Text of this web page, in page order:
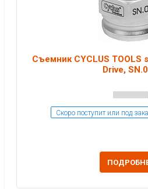
Съемник CYCLUS TOOLS
Drive,
Скоро поступит или под